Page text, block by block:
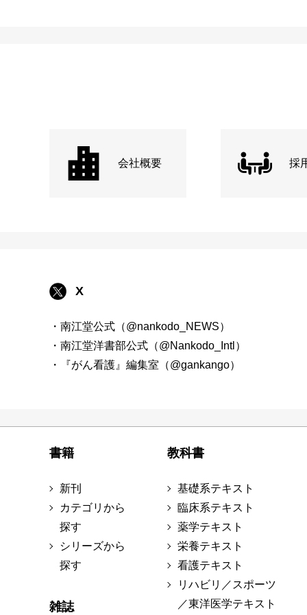
会社概要 採
X
・南江堂公式（@nankodo_NEWS）
・南江堂洋書部公式（@Nankodo_Intl）
・『がん看護』編集室（@gankango）
書籍
新刊
カテゴリから
探す
シリーズから
探す
雑誌
教科書
基礎系テキスト
臨床系テキスト
薬学テキスト
栄養テキスト
看護テキスト
リハビリ／スポーツ
／東洋医学テキスト